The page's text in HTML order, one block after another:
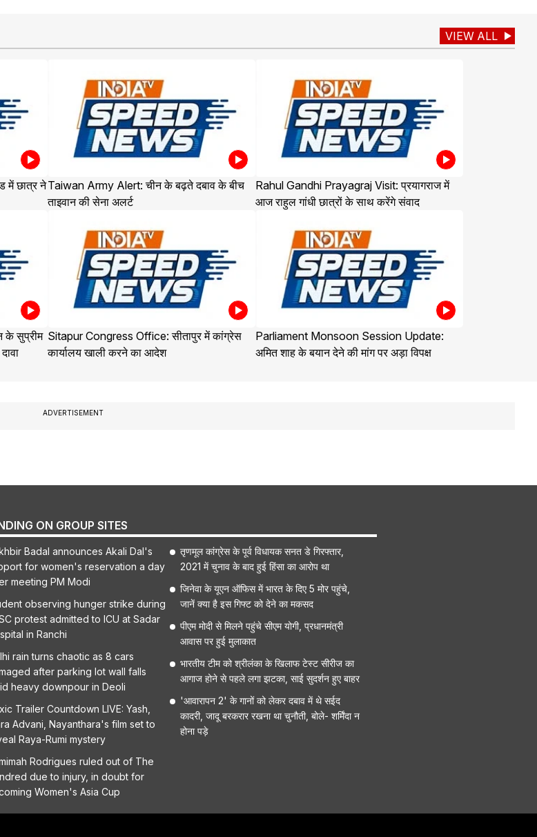
VIEW ALL
में छात्र नेTaiwan Army Alert: चीन के बढ़ते दबाव के बीच
ताइवान की सेना अलर्ट
Rahul Gandhi Prayagraj Visit: प्रयागराज में
आज राहुल गांधी छात्रों के साथ करेंगे संवाद
के सुप्रीम Sitapur Congress Office: सीतापुर में कांग्रेस
कार्यालय खाली करने का आदेश
Parliament Monsoon Session Update:
अमित शाह के बयान देने की मांग पर अड़ा विपक्ष
ADVERTISEMENT
ON GROUP SITES
Badal announces Akali Dal's
for women's reservation a day
meeting PM Modi
observing hunger strike during
protest admitted to ICU at Sadar
in Ranchi
rain turns chaotic as 8 cars
after parking lot wall falls
heavy downpour in Deoli
Trailer Countdown LIVE: Yash,
Advani, Nayanthara's film set to
Raya-Rumi mystery
Rodrigues ruled out of The
due to injury, in doubt for
Women's Asia Cup
तृणमूल कांग्रेस के पूर्व विधायक सनत डे गिरफ्तार,
2021 में चुनाव के बाद हुई हिंसा का आरोप था
जिनेवा के यूएन ऑफिस में भारत के दिए 5 मोर पहुंचे,
जानें क्या है इस गिफ्ट को देने का मकसद
पीएम मोदी से मिलने पहुंचे सीएम योगी, प्रधानमंत्री
आवास पर हुई मुलाकात
भारतीय टीम को श्रीलंका के खिलाफ टेस्ट सीरीज का
आगाज होने से पहले लगा झटका, साई सुदर्शन हुए बाहर
'आवारापन 2' के गानों को लेकर दबाव में थे सईद
कादरी, जादू बरकरार रखना था चुनौती, बोले- शर्मिंदा न
होना पड़े